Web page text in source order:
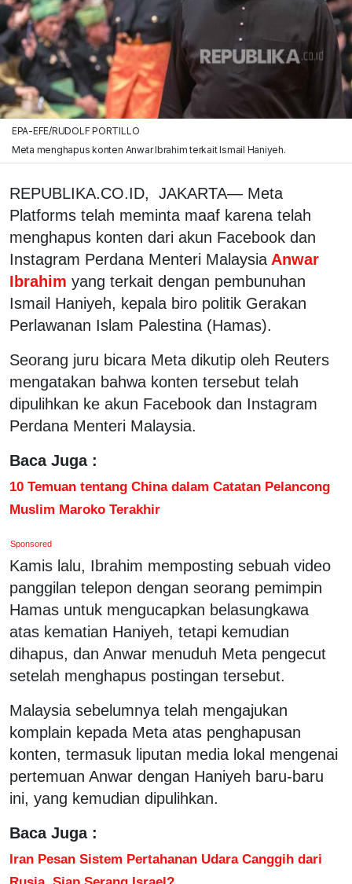
EPA-EFE/RUDOLF PORTILLO
Meta menghapus konten Anwar Ibrahim terkait Ismail Haniyeh.
REPUBLIKA.CO.ID, JAKARTA— Meta
Platforms telah meminta maaf karena telah
menghapus konten dari akun Facebook dan
Instagram Perdana Menteri Malaysia Anwar
Ibrahim yang terkait dengan pembunuhan
Ismail Haniyeh, kepala biro politik Gerakan
Perlawanan Islam Palestina (Hamas).
Seorang juru bicara Meta dikutip oleh Reuters
mengatakan bahwa konten tersebut telah
dipulihkan ke akun Facebook dan Instagram
Perdana Menteri Malaysia.
Baca Juga :
10 Temuan tentang China dalam Catatan Pelancong
Muslim Maroko Terakhir
Sponsored
Kamis lalu, Ibrahim memposting sebuah video
panggilan telepon dengan seorang pemimpin
Hamas untuk mengucapkan belasungkawa
atas kematian Haniyeh, tetapi kemudian
dihapus, dan Anwar menuduh Meta pengecut
setelah menghapus postingan tersebut.
Malaysia sebelumnya telah mengajukan
komplain kepada Meta atas penghapusan
konten, termasuk liputan media lokal mengenai
pertemuan Anwar dengan Haniyeh baru-baru
ini, yang kemudian dipulihkan.
Baca Juga :
Iran Pesan Sistem Pertahanan Udara Canggih dari